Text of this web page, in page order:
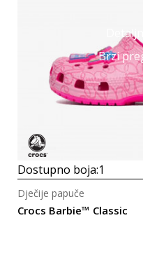
Brzi
Dostupno boja:1
Crocs Barbie™ Classic
Dječije papuče